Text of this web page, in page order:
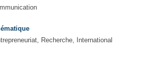
Recherche, International